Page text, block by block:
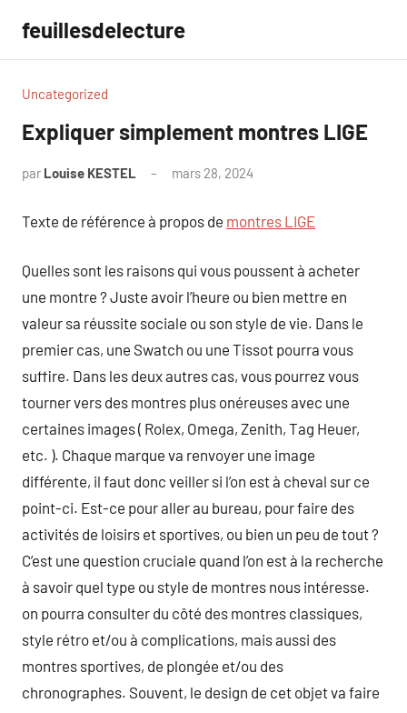
contenu
feuillesdelecture
Uncategorized
Expliquer simplement montres LIGE
par Louise KESTEL mars 28, 2024
Texte de référence à propos de montres LIGE
Quelles sont les raisons qui vous poussent à acheter
une montre ? Juste avoir l’heure ou bien mettre en
valeur sa réussite sociale ou son style de vie. Dans le
premier cas, une Swatch ou une Tissot pourra vous
suffire. Dans les deux autres cas, vous pourrez vous
tourner vers des montres plus onéreuses avec une
certaines images ( Rolex, Omega, Zenith, Tag Heuer,
etc. ). Chaque marque va renvoyer une image
différente, il faut donc veiller si l’on est à cheval sur ce
point-ci. Est-ce pour aller au bureau, pour faire des
activités de loisirs et sportives, ou bien un peu de tout ?
C’est une question cruciale quand l’on est à la recherche
à savoir quel type ou style de montres nous intéresse.
on pourra consulter du côté des montres classiques,
style rétro et/ou à complications, mais aussi des
montres sportives, de plongée et/ou des
chronographes. Souvent, le design de cet objet va faire